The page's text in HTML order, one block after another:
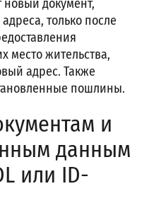
новый документ,
только после
место жительства,
адрес. Также
пошлины.
и
данным
или ID-